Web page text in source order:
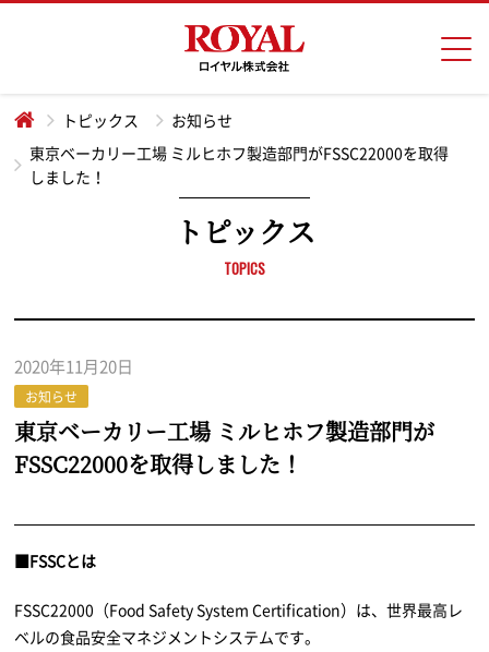
トピックス
お知らせ
東京ベーカリー工場 ミルヒホフ製造部門がFSSC22000を取得
しました！
トピックス
2020年11月20日
お知らせ
東京ベーカリー工場 ミルヒホフ製造部門が
FSSC22000を取得しました！
■FSSCとは
FSSC22000（Food Safety System Certification）は、世界最高レ
ベルの食品安全マネジメントシステムです。